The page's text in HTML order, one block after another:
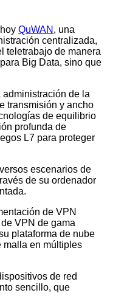
hoyQuWAN , una
centralizada,
teletrabajo de manera
Big Data, sino que
administración de la
transmisión y ancho
de equilibrio
profunda de
L7 para proteger
escenarios de
de su ordenador
de VPN
VPN de gama
plataforma de nube
malla en múltiples
de red
sencillo, que